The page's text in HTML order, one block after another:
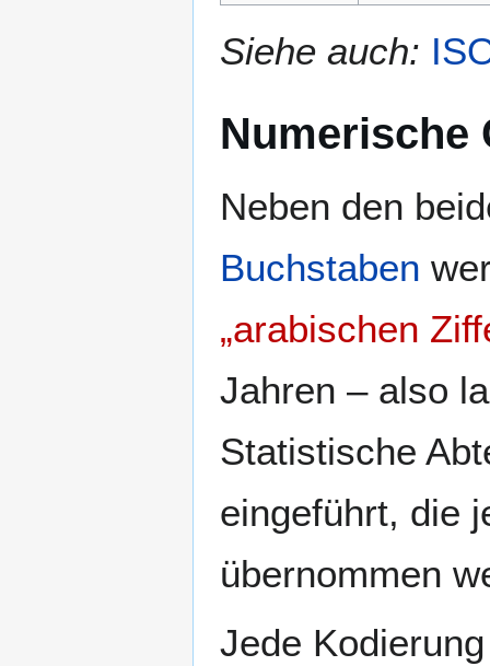
Siehe auch:
Numerische
Neben den
Buchstaben
„arabischen
Jahren – also
Statistische
eingeführt, die
übernommen
Jede